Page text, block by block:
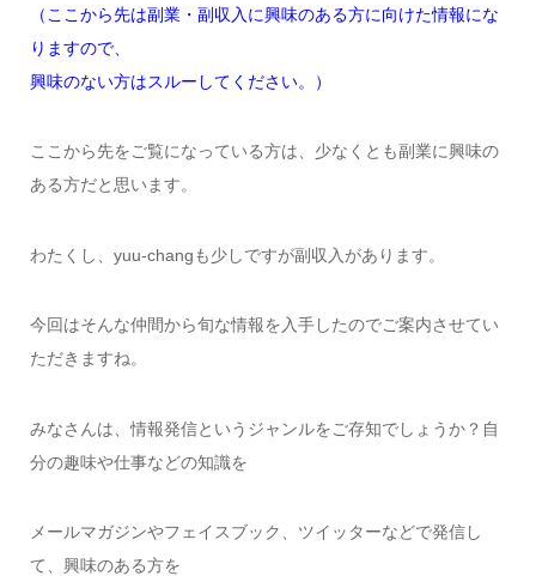
（ここから先は副業・副収入に興味のある方に向けた情報にな
りますので、
興味のない方はスルーしてください。）
ここから先をご覧になっている方は、少なくとも副業に興味の
ある方だと思います。
わたくし、yuu-changも少しですが副収入があります。
今回はそんな仲間から旬な情報を入手したのでご案内させてい
ただきますね。
みなさんは、情報発信というジャンルをご存知でしょうか？自
分の趣味や仕事などの知識を
メールマガジンやフェイスブック、ツイッターなどで発信し
て、興味のある方を